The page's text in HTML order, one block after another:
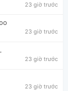
23 giờ trước
23 giờ trước
23 giờ trước
23 giờ trước